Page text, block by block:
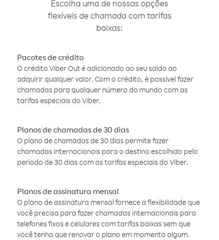
Escolha uma de nossas opções
flexíveis de chamada com tarifas
baixas:
Pacotes de crédito
O crédito Viber Out é adicionado ao seu saldo ao
adquirir qualquer valor. Com o crédito, é possível fazer
chamadas para qualquer número do mundo com as
tarifas especiais do Viber.
Planos de chamadas de 30 dias
O plano de chamadas de 30 dias permite fazer
chamadas internacionais para o destino escolhido pelo
período de 30 dias com as tarifas especiais do Viber.
Planos de assinatura mensal
O plano de assinatura mensal fornece a flexibilidade que
você precisa para fazer chamadas internacionais para
telefones fixos e celulares com tarifas baixas sem que
você tenha que renovar o plano em momento algum.